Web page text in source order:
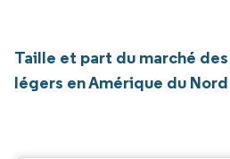
Taille et part du marché
légers en Amérique du Nord